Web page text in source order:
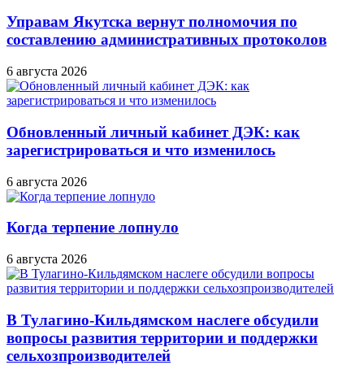
Управам Якутска вернут полномочия по
составлению административных протоколов
6 августа 2026
Обновленный личный кабинет ДЭК: как
зарегистрироваться и что изменилось
6 августа 2026
Когда терпение лопнуло
6 августа 2026
В Тулагино-Кильдямском наслеге обсудили
вопросы развития территории и поддержки
сельхозпроизводителей